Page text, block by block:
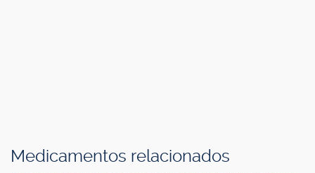
Medicamentos relacionados